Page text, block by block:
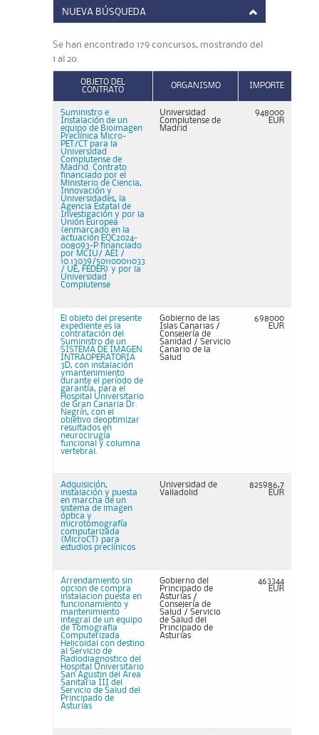
NUEVA BÚSQUEDA
Se han encontrado 179 concursos, mostrando del
1 al 20.
OBJETO DEL
CONTRATO
ORGANISMO IMPORTE
Suministro e
Instalación de un
equipo de Bioimagen
Preclínica Micro-
PET/CT para la
Universidad
Complutense de
Madrid. Contrato
financiado por el
Ministerio de Ciencia,
Innovación y
Universidades, la
Agencia Estatal de
Investigación y por la
Unión Europea
(enmarcado en la
actuación EQC2024-
008093-P financiado
por MCIU/ AEI /
10.13039/501100011033
/ UE, FEDER) y por la
Universidad
Complutense
Universidad
Complutense de
Madrid
948000
EUR
El objeto del presente
expediente es la
contratación del
Suministro de un
SISTEMA DE IMAGEN
INTRAOPERATORIA
3D, con instalación
ymantenimiento
durante el período de
garantía, para el
Hospital Universitario
de Gran Canaria Dr.
Negrín, con el
objetivo deoptimizar
resultados en
neurocirugía
funcional y columna
vertebral.
Gobierno de las
Islas Canarias /
Consejería de
Sanidad / Servicio
Canario de la
Salud
698000
EUR
Adquisición,
instalación y puesta
en marcha de un
sistema de imagen
óptica y
microtomografía
computarizada
(MicroCT) para
estudios preclínicos
Universidad de
Valladolid
825986,7
EUR
Arrendamiento sin
opcion de compra
instalacion puesta en
funcionamiento y
mantenimiento
integral de un equipo
de Tomografia
Computerizada
Helicoidal con destino
al Servicio de
Radiodiagnostico del
Hospital Universitario
San Agustin del Area
Sanitaria III del
Servicio de Salud del
Principado de
Asturias
Gobierno del
Principado de
Asturias /
Consejería de
Salud / Servicio
de Salud del
Principado de
Asturias
463344
EUR